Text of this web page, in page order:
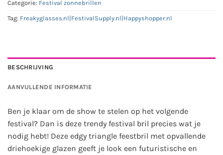
Categorie: Festival zonnebrillen
Tag: Freakyglasses.nl|FestivalSupply.nl|Happyshopper.nl
BESCHRIJVING
AANVULLENDE INFORMATIE
Ben je klaar om de show te stelen op het volgende
festival? Dan is deze trendy festival bril precies wat je
nodig hebt! Deze edgy triangle feestbril met opvallende
driehoekige glazen geeft je look een futuristische en